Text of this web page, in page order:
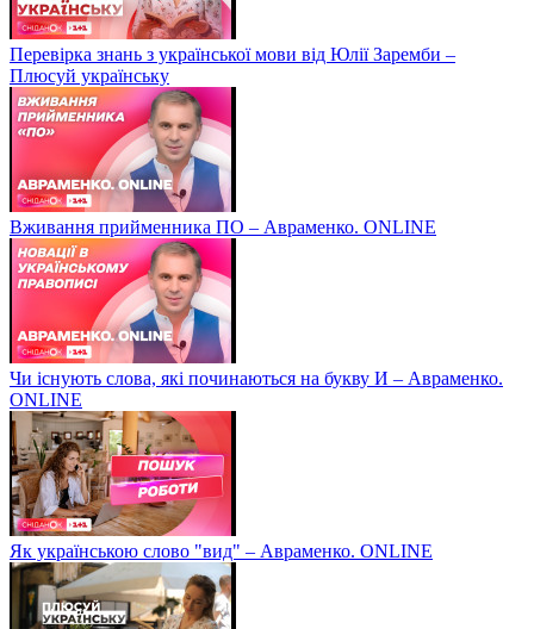
Перевірка знань з української мови від Юлії Заремби –
Плюсуй українську
Вживання прийменника ПО – Авраменко. ONLINE
Чи існують слова, які починаються на букву И – Авраменко.
ONLINE
Як українською слово "вид" – Авраменко. ONLINE